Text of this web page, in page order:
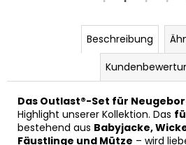
Beschreibung
Das Outlast®-Set für
Highlight unserer Kollektion. Das
bestehend aus Babyjacke,
Fäustlinge und Mütze – wird